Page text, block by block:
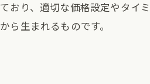
果的な売却方法
の高いサポート
おり、適切な価格設定やタイ
生まれるものです。